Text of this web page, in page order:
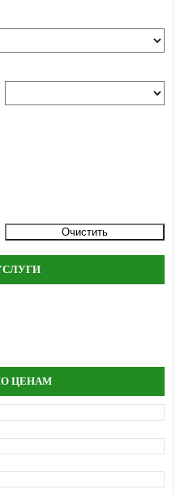
ЦЕНАМ